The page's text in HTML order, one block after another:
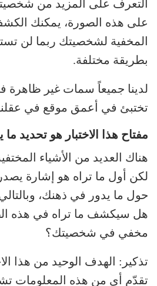
التعرف على المزيد من
على هذه الصورة، يمكنك
المخفية لشخصيتك ربما لن
بطريقة مختلفة.
لدينا جميعاً سمات غير ظاهرة
تختبئ في أعمق موقع في
مفتاح هذا الاختبار هو تحديد ما
هناك العديد من الأشياء
لكن أول ما تراه هو إشارة
حول ما يدور في ذهنك،
هل سيكشف ما تراه في هذه
مخفي في شخصيتك؟
تذكير: الهدف الوحيد من هذا
تقدّم أي من هذه المعلومات